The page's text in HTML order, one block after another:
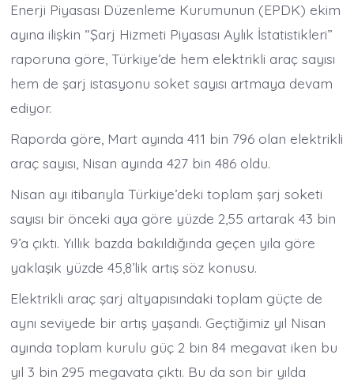
Enerji Piyasası Düzenleme Kurumunun (EPDK) ekim
ayına ilişkin “Şarj Hizmeti Piyasası Aylık İstatistikleri”
raporuna göre, Türkiye’de hem elektrikli araç sayısı
hem de şarj istasyonu soket sayısı artmaya devam
ediyor.
Raporda göre, Mart ayında 411 bin 796 olan elektrikli
araç sayısı, Nisan ayında 427 bin 486 oldu.
Nisan ayı itibarıyla Türkiye’deki toplam şarj soketi
sayısı bir önceki aya göre yüzde 2,55 artarak 43 bin
9’a çıktı. Yıllık bazda bakıldığında geçen yıla göre
yaklaşık yüzde 45,8’lik artış söz konusu.
Elektrikli araç şarj altyapısındaki toplam güçte de
aynı seviyede bir artış yaşandı. Geçtiğimiz yıl Nisan
ayında toplam kurulu güç 2 bin 84 megavat iken bu
yıl 3 bin 295 megavata çıktı. Bu da son bir yılda